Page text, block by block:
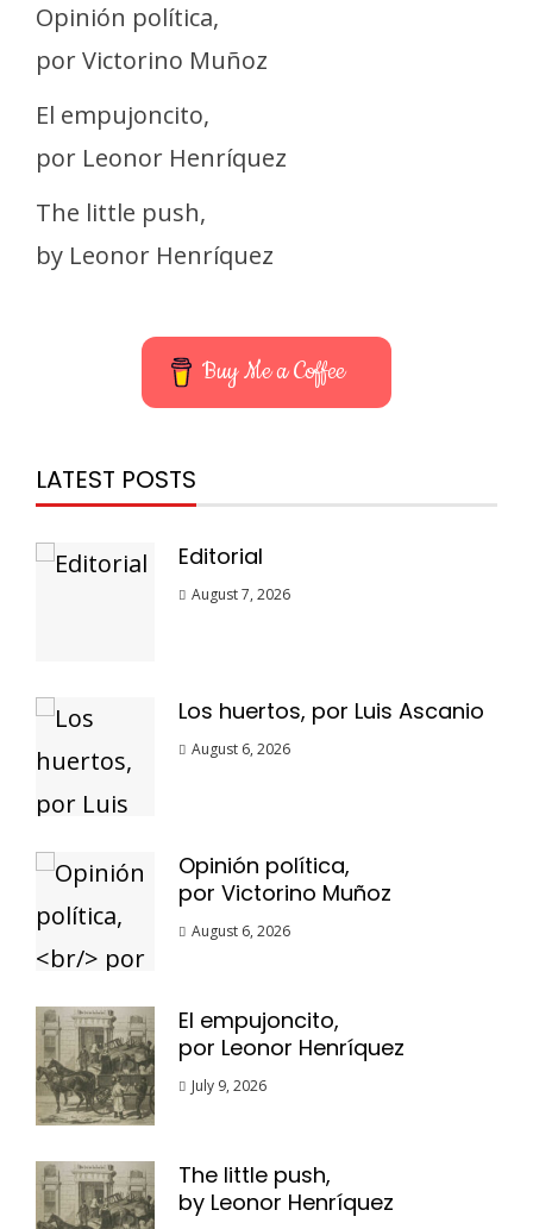
Opinión política,
por Victorino Muñoz
El empujoncito,
por Leonor Henríquez
The little push,
by Leonor Henríquez
Buy Me a Coffee
LATEST POSTS
Editorial
August 7, 2026
Los huertos, por Luis Ascanio
August 6, 2026
Opinión política,
por Victorino Muñoz
August 6, 2026
El empujoncito,
por Leonor Henríquez
July 9, 2026
The little push,
by Leonor Henríquez